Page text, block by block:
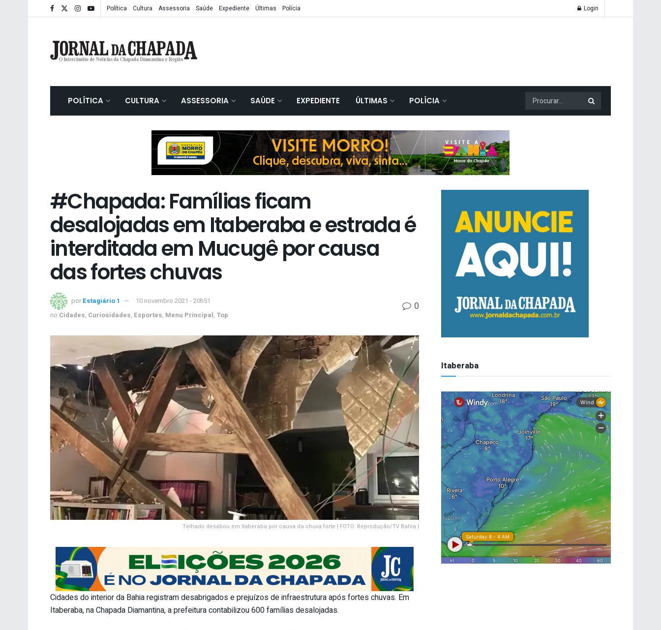
Política Cultura Assessoria Saúde Expediente Últimas Polícia Login
POLÍTICA CULTURA ASSESSORIA SAÚDE EXPEDIENTE ÚLTIMAS POLÍCIA
#Chapada: Famílias ficam
desalojadas em Itaberaba e estrada é
interditada em Mucugê por causa
das fortes chuvas
por Estagiário 1
10 novembro 2021 - 20h51
no Cidades, Curiosidades, Esportes, Menu Principal, Top
0
Telhado desabou em Itaberaba por causa da chuva forte | FOTO: Reprodução/TV Bahia |
Cidades do interior da Bahia registram desabrigados e prejuízos de infraestrutura após fortes chuvas. Em
Itaberaba, na Chapada Diamantina, a prefeitura contabilizou 600 famílias desalojadas.
Itaberaba